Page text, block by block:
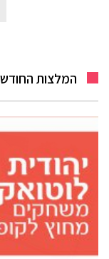
המלצות החודש